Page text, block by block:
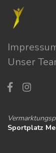
Unser
Sportplatz